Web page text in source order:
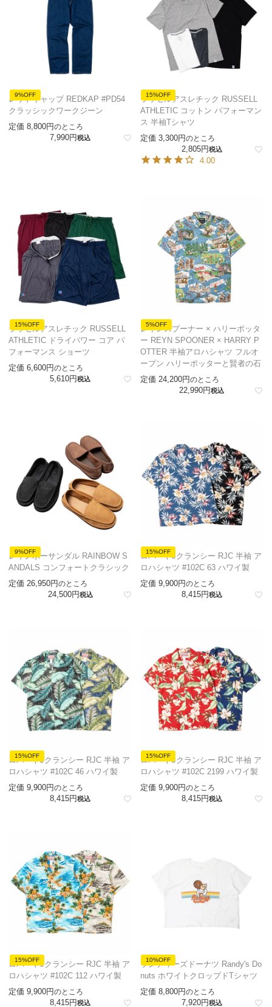
9%OFF
レッドキャップ REDKAP #PD54
クラッシックワークジーン
定価 8,800 のところ
7,990 税込
15%OFF
ラッセルアスレチック RUSSELL
ATHLETIC コットン パフォーマン
ス 半袖Tシャツ
定価 3,300 のところ
2,805 税込
4.00
15%OFF
ラッセルアスレチック RUSSELL
ATHLETIC ドライパワー コア パ
フォーマンス ショーツ
定価 6,600 のところ
5,610 税込
5%OFF
レインスプーナー × ハリーポッタ
ー REYN SPOONER × HARRY P
OTTER 半袖アロハシャツ フルオ
ープン ハリーポッターと賢者の石
定価 24,200 のところ
22,990 税込
9%OFF
レインボーサンダル RAINBOW S
ANDALS コンフォートクラシック
定価 26,950 のところ
24,500 税込
15%OFF
ロバートJクランシー RJC 半袖 ア
ロハシャツ #102C 63 ハワイ製
定価 9,900 のところ
8,415 税込
15%OFF
ロバートJクランシー RJC 半袖 ア
ロハシャツ #102C 46 ハワイ製
定価 9,900 のところ
8,415 税込
15%OFF
ロバートJクランシー RJC 半袖 ア
ロハシャツ #102C 2199 ハワイ製
定価 9,900 のところ
8,415 税込
15%OFF
ロバートJクランシー RJC 半袖 ア
ロハシャツ #102C 112 ハワイ製
定価 9,900 のところ
8,415 税込
10%OFF
ランディーズドーナツ Randy's Do
nuts ホワイトクロップドTシャツ
定価 8,800 のところ
7,920 税込